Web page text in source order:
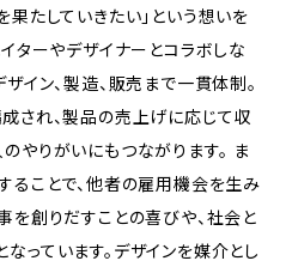
果たしていきたい」という想いを
ターやデザイナーとコラボしな
イン、製造、販売まで一貫体制。
され、製品の売上げに応じて収
やりがいにもつながります。 ま
ることで、他者の雇用機会を生み
を創りだすことの喜びや、社会と
っています。デザインを媒介とし